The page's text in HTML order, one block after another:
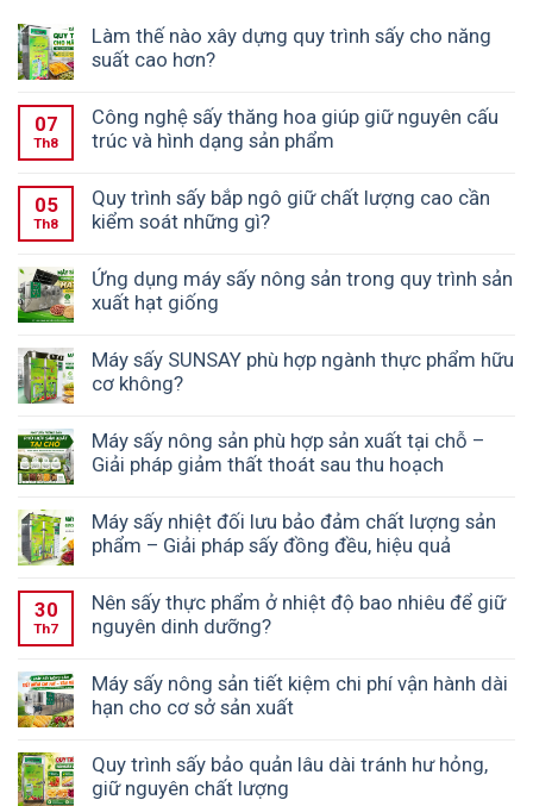
Làm thế nào xây dựng quy trình sấy cho năng
suất cao hơn?
07
Th8
Công nghệ sấy thăng hoa giúp giữ nguyên cấu
trúc và hình dạng sản phẩm
05
Th8
Quy trình sấy bắp ngô giữ chất lượng cao cần
kiểm soát những gì?
Ứng dụng máy sấy nông sản trong quy trình sản
xuất hạt giống
Máy sấy SUNSAY phù hợp ngành thực phẩm hữu
cơ không?
Máy sấy nông sản phù hợp sản xuất tại chỗ –
Giải pháp giảm thất thoát sau thu hoạch
Máy sấy nhiệt đối lưu bảo đảm chất lượng sản
phẩm – Giải pháp sấy đồng đều, hiệu quả
30
Th7
Nên sấy thực phẩm ở nhiệt độ bao nhiêu để giữ
nguyên dinh dưỡng?
Máy sấy nông sản tiết kiệm chi phí vận hành dài
hạn cho cơ sở sản xuất
Quy trình sấy bảo quản lâu dài tránh hư hỏng,
giữ nguyên chất lượng